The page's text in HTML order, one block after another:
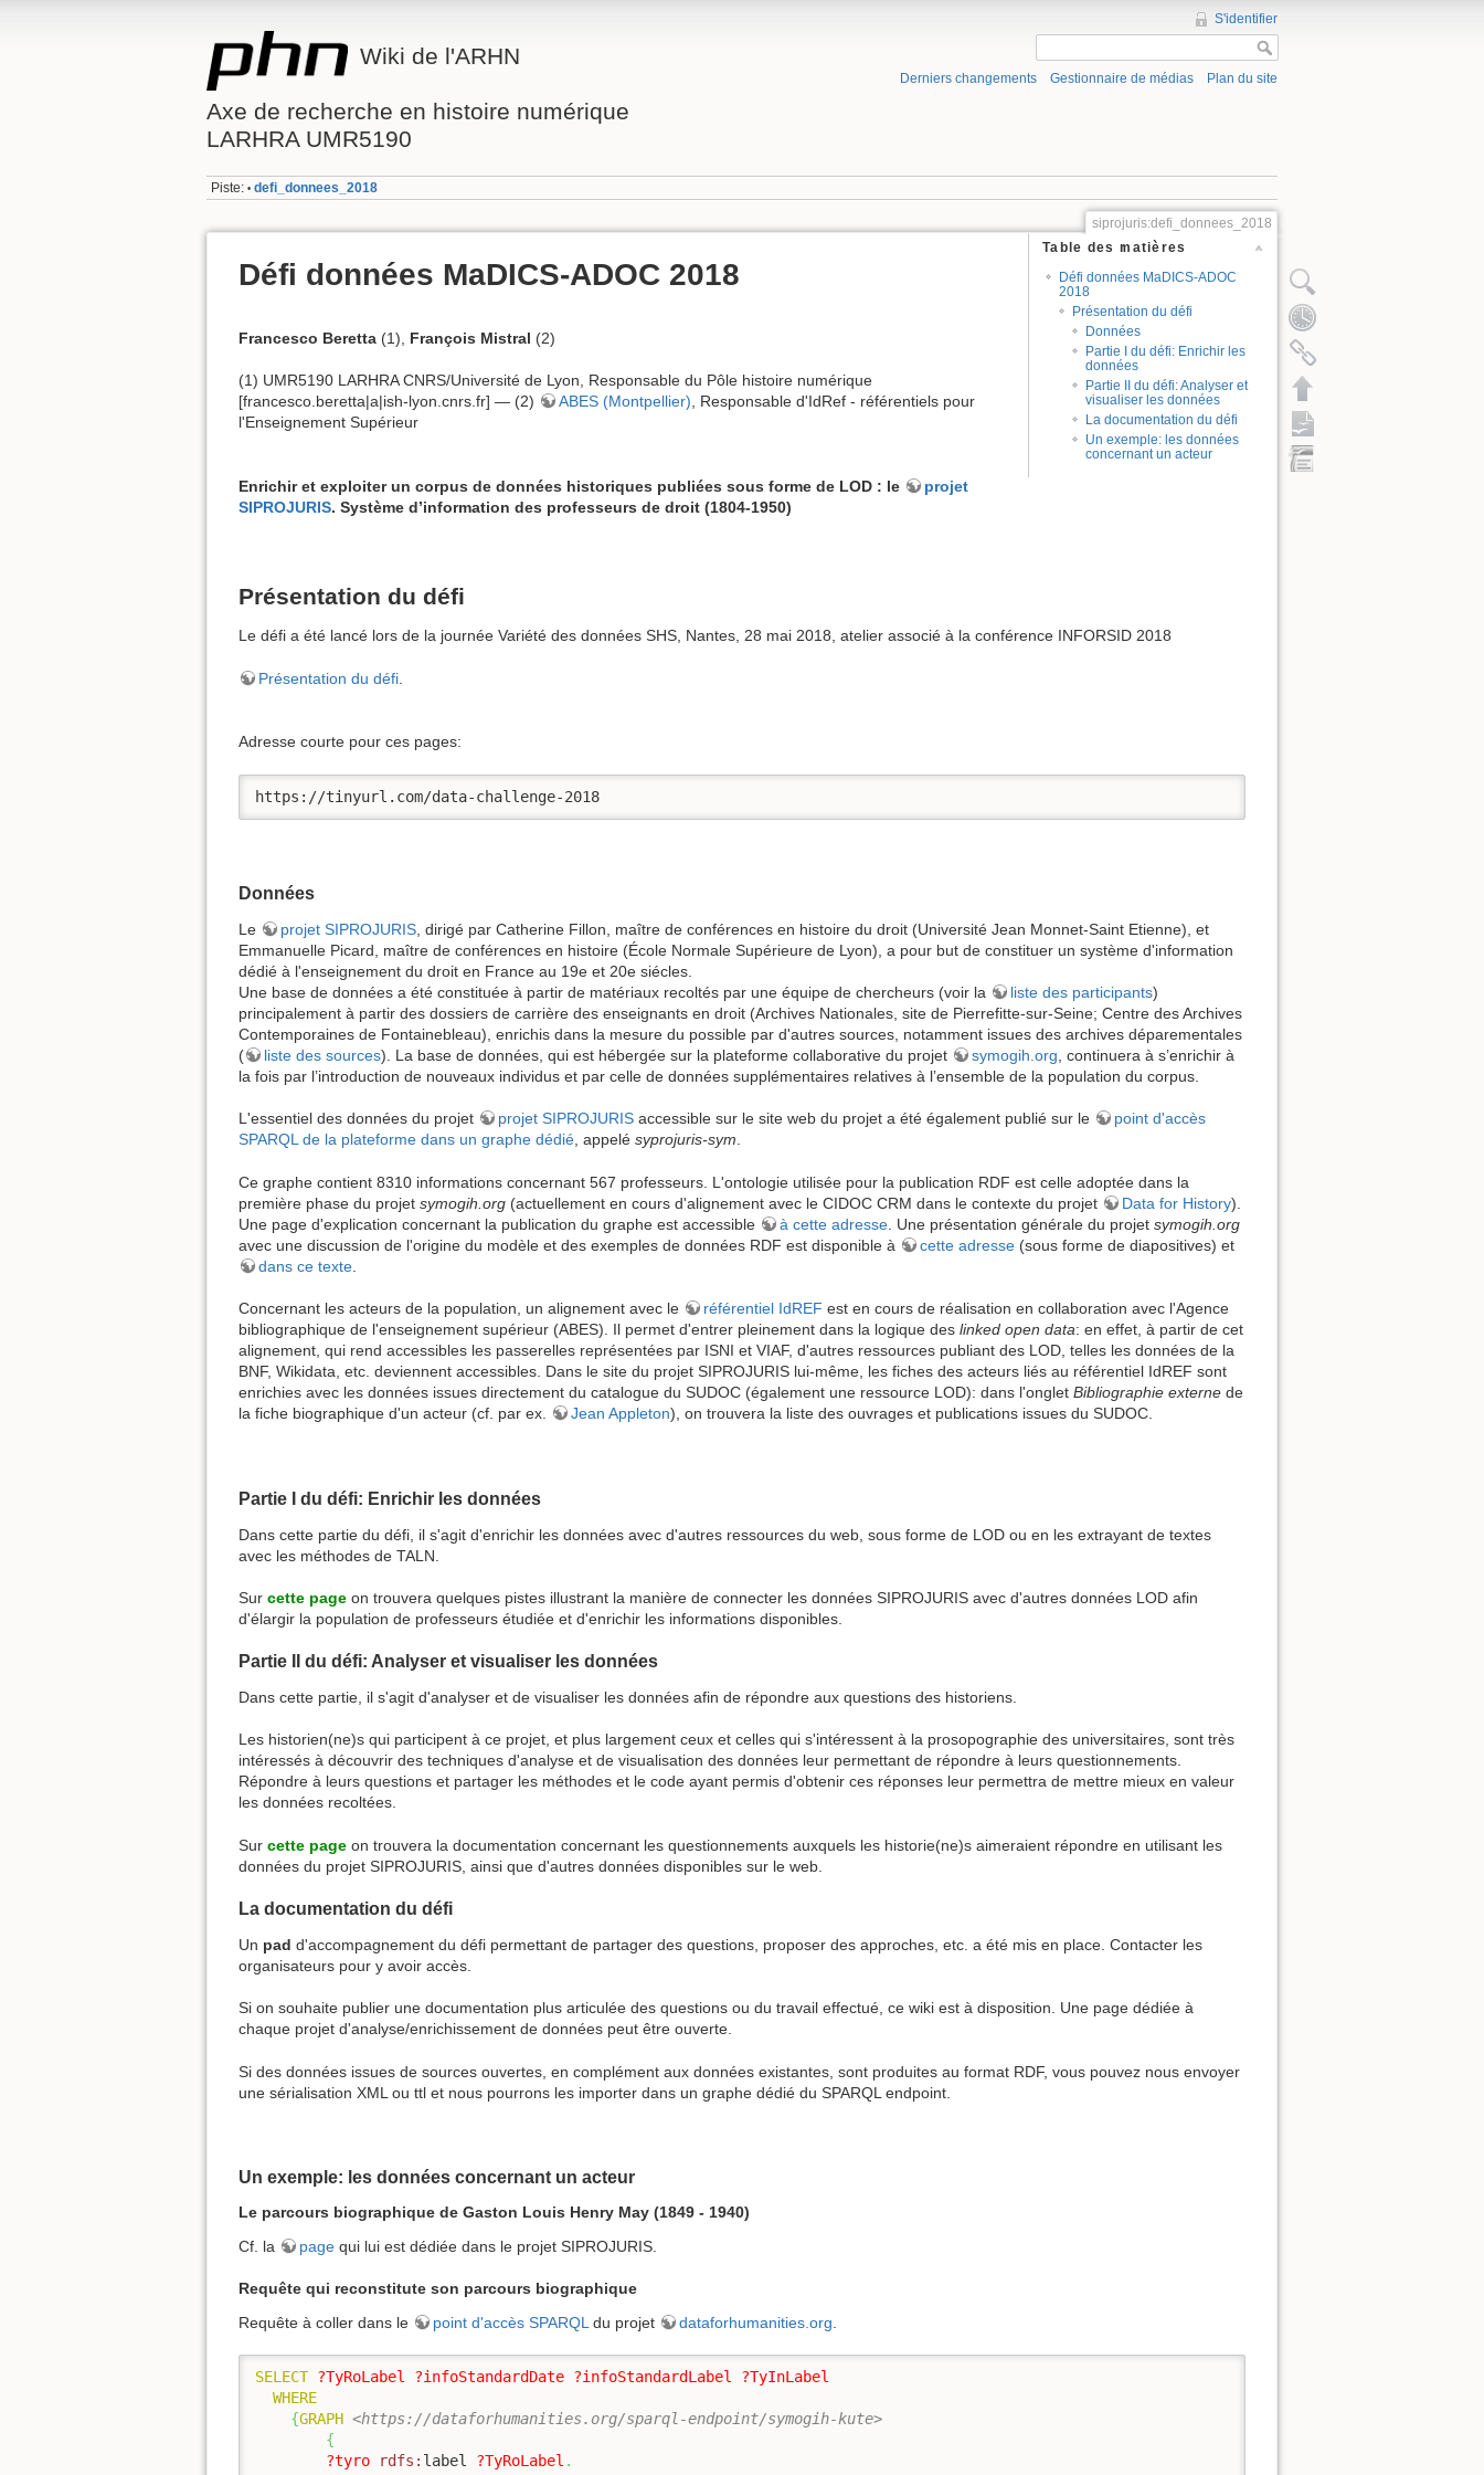
Wiki de l'ARHN
Axe de recherche en histoire numérique
LARHRA UMR5190
S'identifier
Derniers changements Gestionnaire de médias Plan du site
Piste: • defi_donnees_2018
siprojuris:defi_donnees_2018
Table des matières
Défi données MaDICS-ADOC
2018
Présentation du défi
Données
Partie I du défi: Enrichir les
données
Partie II du défi: Analyser et
visualiser les données
La documentation du défi
Un exemple: les données
concernant un acteur
Défi données MaDICS-ADOC 2018
Francesco Beretta (1), François Mistral (2)
(1) UMR5190 LARHRA CNRS/Université de Lyon, Responsable du Pôle histoire numérique
[francesco.beretta|a|ish-lyon.cnrs.fr] — (2)
ABES (Montpellier), Responsable d'IdRef - référentiels pour
l'Enseignement Supérieur
Enrichir et exploiter un corpus de données historiques publiées sous forme de LOD : le
projet
SIPROJURIS. Système d’information des professeurs de droit (1804-1950)
Présentation du défi
Le défi a été lancé lors de la journée Variété des données SHS, Nantes, 28 mai 2018, atelier associé à la conférence INFORSID 2018
Présentation du défi
Adresse courte pour ces pages:
https://tinyurl.com/data-challenge-2018
Données
Le projet SIPROJURIS , dirigé par Catherine Fillon, maître de conférences en histoire du droit (Université Jean Monnet-Saint Etienne), et
Emmanuelle Picard, maître de conférences en histoire (École Normale Supérieure de Lyon), a pour but de constituer un système d'information
dédié à l'enseignement du droit en France au 19e et 20e siécles.
Une base de données a été constituée à partir de matériaux recoltés par une équipe de chercheurs (voir la
liste des participants)
principalement à partir des dossiers de carrière des enseignants en droit (Archives Nationales, site de Pierrefitte-sur-Seine; Centre des Archives
Contemporaines de Fontainebleau), enrichis dans la mesure du possible par d'autres sources, notamment issues des archives déparementales
(
liste des sources). La base de données, qui est hébergée sur la plateforme collaborative du projet symogih.org , continuera à s’enrichir à
la fois par l’introduction de nouveaux individus et par celle de données supplémentaires relatives à l’ensemble de la population du corpus.
L'essentiel des données du projet projet SIPROJURIS accessible sur le site web du projet a été également publié sur le
point d'accès
SPARQL de la plateforme dans un graphe dédié, appelé syprojuris-sym.
Ce graphe contient 8310 informations concernant 567 professeurs. L'ontologie utilisée pour la publication RDF est celle adoptée dans la
première phase du projet symogih.org (actuellement en cours d'alignement avec le CIDOC CRM dans le contexte du projet Data for History).
Une page d'explication concernant la publication du graphe est accessible
à cette adresse . Une présentation générale du projet symogih.org
avec une discussion de l'origine du modèle et des exemples de données RDF est disponible à
cette adresse (sous forme de diapositives) et
dans ce texte
Concernant les acteurs de la population, un alignement avec le référentiel IdREF est en cours de réalisation en collaboration avec l'Agence
bibliographique de l'enseignement supérieur (ABES). Il permet d'entrer pleinement dans la logique des linked open data: en effet, à partir de cet
alignement, qui rend accessibles les passerelles représentées par ISNI et VIAF, d'autres ressources publiant des LOD, telles les données de la
BNF, Wikidata, etc. deviennent accessibles. Dans le site du projet SIPROJURIS lui-même, les fiches des acteurs liés au référentiel IdREF sont
enrichies avec les données issues directement du catalogue du SUDOC (également une ressource LOD): dans l'onglet Bibliographie externe de
la fiche biographique d'un acteur (cf. par ex.
Jean Appleton), on trouvera la liste des ouvrages et publications issues du SUDOC.
Partie I du défi: Enrichir les données
Dans cette partie du défi, il s'agit d'enrichir les données avec d'autres ressources du web, sous forme de LOD ou en les extrayant de textes
avec les méthodes de TALN.
Sur cette page on trouvera quelques pistes illustrant la manière de connecter les données SIPROJURIS avec d'autres données LOD afin
d'élargir la population de professeurs étudiée et d'enrichir les informations disponibles.
Partie II du défi: Analyser et visualiser les données
Dans cette partie, il s'agit d'analyser et de visualiser les données afin de répondre aux questions des historiens.
Les historien(ne)s qui participent à ce projet, et plus largement ceux et celles qui s'intéressent à la prosopographie des universitaires, sont très
intéressés à découvrir des techniques d'analyse et de visualisation des données leur permettant de répondre à leurs questionnements.
Répondre à leurs questions et partager les méthodes et le code ayant permis d'obtenir ces réponses leur permettra de mettre mieux en valeur
les données recoltées.
Sur cette page on trouvera la documentation concernant les questionnements auxquels les historie(ne)s aimeraient répondre en utilisant les
données du projet SIPROJURIS, ainsi que d'autres données disponibles sur le web.
La documentation du défi
Un pad d'accompagnement du défi permettant de partager des questions, proposer des approches, etc. a été mis en place. Contacter les
organisateurs pour y avoir accès.
Si on souhaite publier une documentation plus articulée des questions ou du travail effectué, ce wiki est à disposition. Une page dédiée à
chaque projet d'analyse/enrichissement de données peut être ouverte.
Si des données issues de sources ouvertes, en complément aux données existantes, sont produites au format RDF, vous pouvez nous envoyer
une sérialisation XML ou ttl et nous pourrons les importer dans un graphe dédié du SPARQL endpoint.
Un exemple: les données concernant un acteur
Le parcours biographique de Gaston Louis Henry May (1849 - 1940)
Cf. la
page qui lui est dédiée dans le projet SIPROJURIS.
Requête qui reconstitute son parcours biographique
Requête à coller dans le
point d'accès SPARQL du projet dataforhumanities.org
SELECT ?TyRoLabel ?infoStandardDate ?infoStandardLabel
?TyInLabel
WHERE
{GRAPH <https://dataforhumanities.org/sparql-endpoint/symogih-kute>
{
?tyro
rdfs: label ?TyRoLabel .